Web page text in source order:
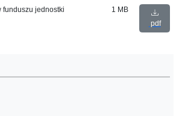
funduszu jednostki
1 MB
pdf